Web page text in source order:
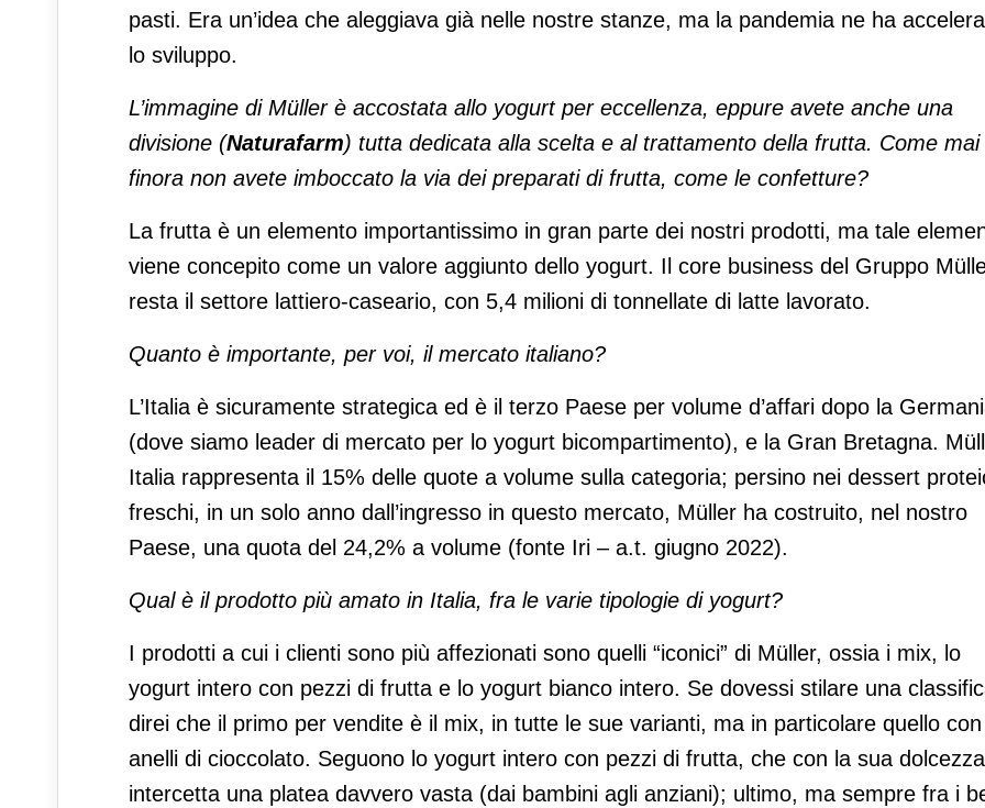
pasti. Era un’idea che aleggiava già nelle nostre stanze, ma la pandemia ne ha
lo sviluppo.
L’immagine di Müller è accostata allo yogurt per eccellenza, eppure avete anche una
divisione (Naturafarm) tutta dedicata alla scelta e al trattamento della frutta. Come mai
finora non avete imboccato la via dei preparati di frutta, come le confetture?
La frutta è un elemento importantissimo in gran parte dei nostri prodotti, ma tale
viene concepito come un valore aggiunto dello yogurt. Il core business del Gruppo
resta il settore lattiero-caseario, con 5,4 milioni di tonnellate di latte lavorato.
Quanto è importante, per voi, il mercato italiano?
L’Italia è sicuramente strategica ed è il terzo Paese per volume d’affari dopo la
(dove siamo leader di mercato per lo yogurt bicompartimento), e la Gran Bretagna.
Italia rappresenta il 15% delle quote a volume sulla categoria; persino nei dessert
freschi, in un solo anno dall’ingresso in questo mercato, Müller ha costruito, nel nostro
Paese, una quota del 24,2% a volume (fonte Iri – a.t. giugno 2022).
Qual è il prodotto più amato in Italia, fra le varie tipologie di yogurt?
I prodotti a cui i clienti sono più affezionati sono quelli “iconici” di Müller, ossia i mix, lo
yogurt intero con pezzi di frutta e lo yogurt bianco intero. Se dovessi stilare una
direi che il primo per vendite è il mix, in tutte le sue varianti, ma in particolare quello
anelli di cioccolato. Seguono lo yogurt intero con pezzi di frutta, che con la sua dolcezza
intercetta una platea davvero vasta (dai bambini agli anziani); ultimo, ma sempre fra i